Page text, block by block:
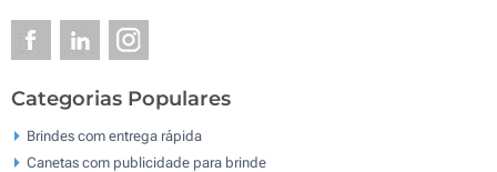
Categorias Populares
Brindes com entrega rápida
Canetas com publicidade para brinde